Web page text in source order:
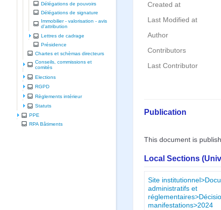
Délégations de pouvoirs
Délégations de signature
Immobilier - valorisation - avis
d'attribution
Lettres de cadrage
Présidence
Chartes et schèmas directeurs
Conseils, commissions et
comités
Elections
RGPD
Règlements intérieur
Statuts
PPE
RPA Bâtiments
Created at
Last Modified at
Author
Contributors
Last Contributor
Publication
This document is
Local Sections
Site
administratifs et
manifestations>2024